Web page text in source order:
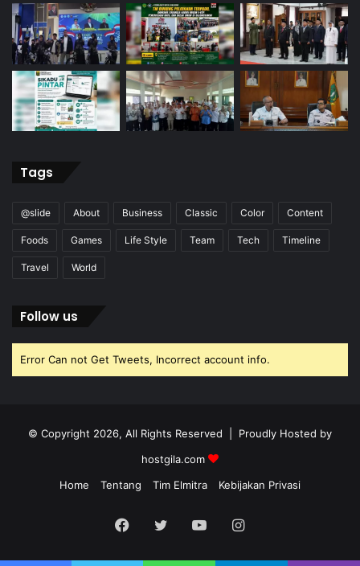
Tags
@slide About Business Classic Color Content
Foods Games Life Style Team Tech Timeline
Travel World
Follow us
Error Can not Get Tweets, Incorrect account info.
© Copyright 2026, All Rights Reserved | Proudly Hosted by
hostgila.com
Home
Tentang Tim Elmitra Kebijakan Privasi
Facebook
TwitterYouTubeInstagram